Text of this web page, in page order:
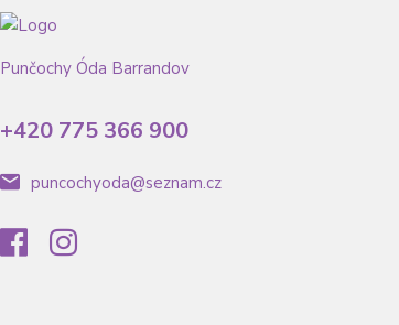
Punčochy Óda Barrandov
+420 775 366 900
puncochyoda@seznam.cz